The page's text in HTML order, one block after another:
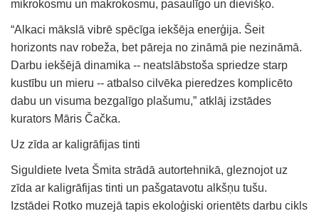
mikrokosmu un makrokosmu, pasaulīgo un dievišķo.
“Alkaci mākslā vibrē spēcīga iekšēja enerģija. Šeit
horizonts nav robeža, bet pāreja no zināmā pie nezināmā.
Darbu iekšējā dinamika -- neatslābstoša spriedze starp
kustību un mieru -- atbalso cilvēka pieredzes komplicēto
dabu un visuma bezgalīgo plašumu,” atklāj izstādes
kurators Māris Čačka.
Uz zīda ar kaligrāfijas tinti
Siguldiete Iveta Šmita strādā autortehnikā, gleznojot uz
zīda ar kaligrāfijas tinti un pašgatavotu alkšņu tušu.
Izstādei Rotko muzejā tapis ekoloģiski orientēts darbu cikls